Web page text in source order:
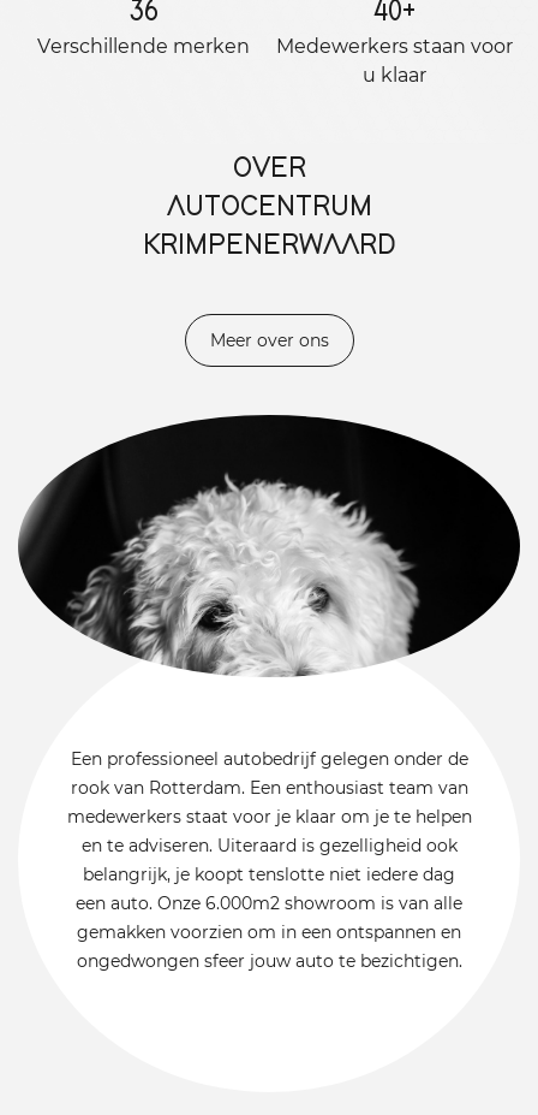
36
Verschillende merken
40+
Medewerkers staan ​​voor
u klaar
OVER
AUTOCENTRUM
KRIMPENERWAARD
Meer over ons
Een professioneel autobedrijf gelegen onder de
rook van Rotterdam. Een enthousiast team van
medewerkers staat voor je klaar om je te helpen
en te adviseren. Uiteraard is gezelligheid ook
belangrijk, je koopt tenslotte niet iedere dag
een auto. Onze 6.000m2 showroom is van alle
gemakken voorzien om in een ontspannen en
ongedwongen sfeer jouw auto te bezichtigen.